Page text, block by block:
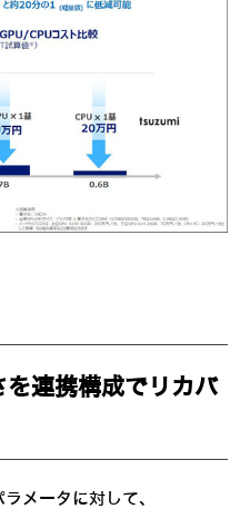
連携構成でリカバ
メータに対して、